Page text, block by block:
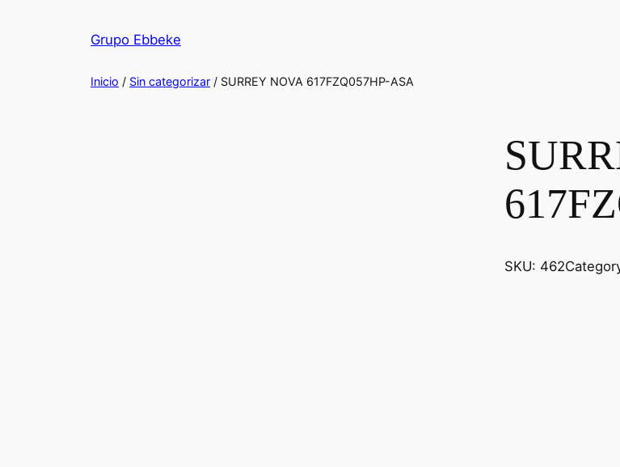
Grupo Ebbeke
Inicio / Sin categorizar / SURREY NOVA 617FZQ057HP-ASA
SKU: 462